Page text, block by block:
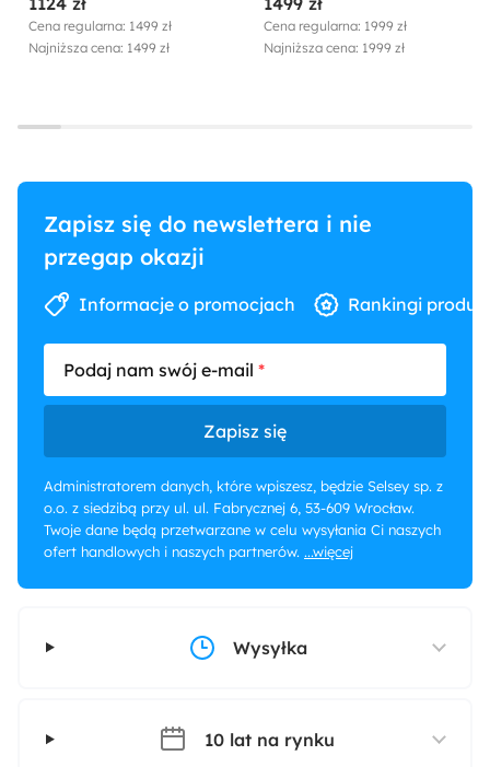
czarna
Cena regularna: 1499 zł
Najniższa cena: 1499 zł
Cena regularna: 1999 zł
Najniższa cena: 1999 zł
Zapisz się do newslettera i nie
przegap okazji
Informacje o promocjach Rankingi
Podaj nam swój e-mail
Zapisz się
Administratorem danych, które wpiszesz, będzie Selsey sp. z
o.o. z siedzibą przy ul. ul. Fabrycznej 6, 53-609 Wrocław.
Twoje dane będą przetwarzane w celu wysyłania Ci naszych
ofert handlowych i naszych partnerów. ...więcej
Wysyłka
10 lat na rynku